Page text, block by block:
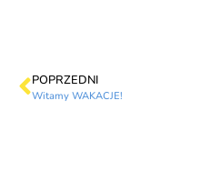
POPRZEDNI
Witamy WAKACJE!